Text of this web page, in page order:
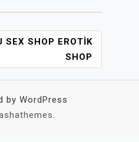
SEX SHOP EROTIK
SHOP
by WordPress